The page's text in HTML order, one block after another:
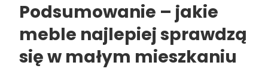
Podsumowanie – jakie
meble najlepiej sprawdzą
się w małym mieszkaniu